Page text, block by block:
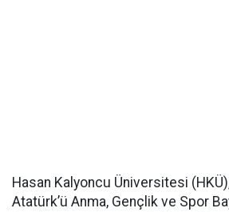
Hasan Kalyoncu Üniversitesi
Atatürk’ü Anma, Gençlik ve Spor